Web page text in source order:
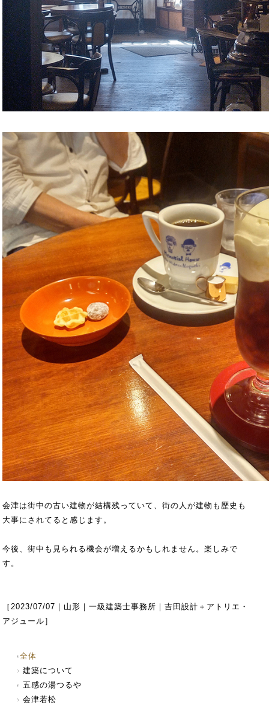
会津は街中の古い建物が結構残っていて、街の人が建物も歴史も
大事にされてると感じます。
今後、街中も見られる機会が増えるかもしれません。楽しみで
す。
［2023/07/07
｜山形｜一級建築士事務所｜吉田設計＋アトリエ・
アジュール］
全体
建築について
五感の湯つるや
会津若松